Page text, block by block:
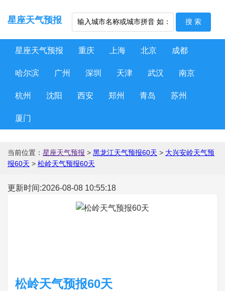
星座天气预报
星座天气预报 重庆 上海 北京 成都
哈尔滨 广州 深圳 天津 武汉 南京
杭州 沈阳 西安 郑州 青岛 苏州
厦门
当前位置： 星座天气预报 > 黑龙江天气预报60天 > 大兴安岭天气预
报60天 > 松岭天气预报60天
更新时间:2026-08-08 10:55:18
松岭天气预报60天